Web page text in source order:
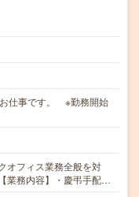
仕事です。 ※勤務開始
オフィス業務全般を対
業務内容】・慶弔手配…